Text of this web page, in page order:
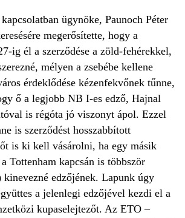
ügynöke, Paunoch Péter
megerősítette, hogy a
ig él a szerződése a zöld-fehérekkel,
mélyen a zsebébe kellene
érdeklődése kézenfekvőnek tűnne,
ő a legjobb NB I-es edző, Hajnal
is régóta jó viszonyt ápol. Ezzel
is szerződést hosszabbított
is ki kell vásárolni, ha egy másik
Tottenham kapcsán is többször
edzőjének. Lapunk úgy
a jelenlegi edzőjével kezdi el a
kupaselejtezőt. Az ETO –